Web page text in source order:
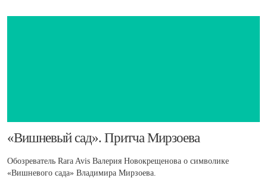
​«Вишневый сад». Притча Мирзоева
Обозреватель Rara Avis Валерия Новокрещенова о символике
«Вишневого сада» Владимира Мирзоева.